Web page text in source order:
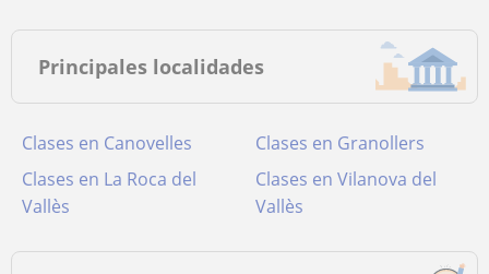
Principales localidades
Clases en Canovelles
Clases en Granollers
Clases en La Roca del
Vallès
Clases en Vilanova del
Vallès